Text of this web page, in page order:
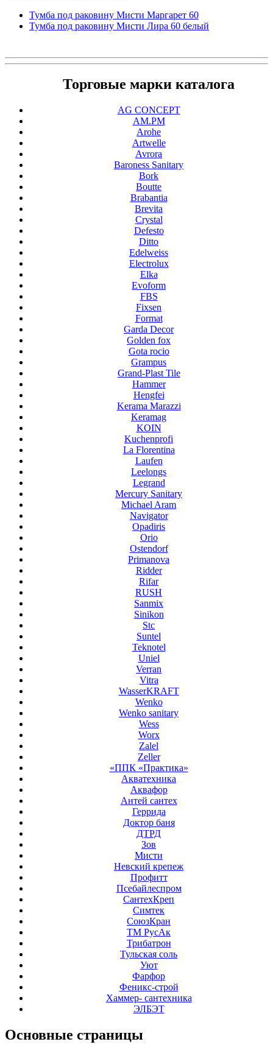
Тумба под раковину Мисти Маргарет 60
Тумба под раковину Мисти Лира 60 белый
Торговые марки каталога
AG CONCEPT
AM.PM
Arohe
Artwelle
Avrora
Baroness Sanitary
Bork
Boutte
Brabantia
Brevita
Crystal
Defesto
Ditto
Edelweiss
Electrolux
Elka
Evoform
FBS
Fixsen
Format
Garda Decor
Golden fox
Gota rocio
Grampus
Grand-Plast Tile
Hammer
Hengfei
Kerama Marazzi
Keramag
KOIN
Kuchenprofi
La Florentina
Laufen
Leelongs
Legrand
Mercury Sanitary
Michael Aram
Navigator
Opadiris
Orio
Ostendorf
Primanova
Ridder
Rifar
RUSH
Sanmix
Sinikon
Stc
Suntel
Teknotel
Uniel
Verran
Vitra
WasserKRAFT
Wenko
Wenko sanitary
Wess
Worx
Zalel
Zeller
«ППК «Практика»
Акватехника
Аквафор
Антей сантех
Геррида
Доктор баня
ДТРД
Зов
Мисти
Невский крепеж
Профитт
Псебайлеспром
СантехКреп
Симтек
СоюзКран
ТМ РусАк
Трибатрон
Тульская соль
Уют
Фарфор
Феникс-строй
Хаммер- сантехника
ЭЛБЭТ
Основные страницы